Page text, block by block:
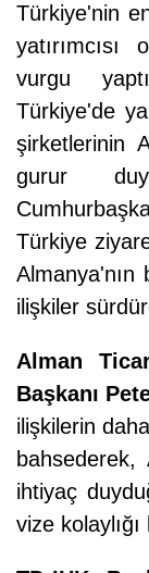
Türkiye'nin
vurgu
Türkiye'de
şirketlerinin
gurur
Türkiye
Almanya'nın
ilişkiler
Alman
Başkanı
ilişkilerin
bahsederek,
ihtiyaç
vize